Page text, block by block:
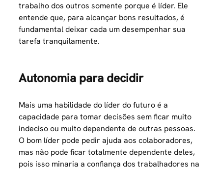
trabalho dos outros somente porque é líder. Ele
entende que, para alcançar bons resultados, é
fundamental deixar cada um desempenhar sua
tarefa tranquilamente.
Autonomia para decidir
Mais uma habilidade do líder do futuro é a
capacidade para tomar decisões sem ficar muito
indeciso ou muito dependente de outras pessoas.
O bom líder pode pedir ajuda aos colaboradores,
mas não pode ficar totalmente dependente deles,
pois isso minaria a confiança dos trabalhadores na